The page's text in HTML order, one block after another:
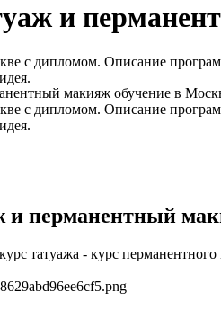
и
с дипломом. Описание
макияж обучение в
с дипломом. Описание
и перманентный
татуажа - курс